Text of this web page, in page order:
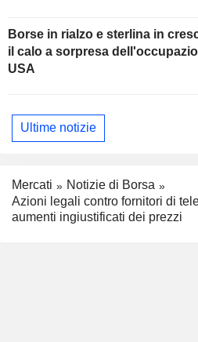
Borse in rialzo e sterlina in
il calo a sorpresa
USA
Ultime notizie
Mercati
Notizie di Borsa
Azioni legali contro fornitori di
aumenti ingiustificati dei prezzi